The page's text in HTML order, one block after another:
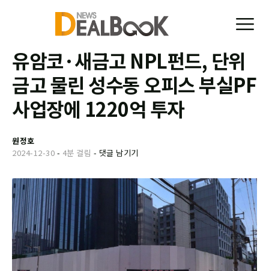
유암코·새금고 NPL펀드, 단위
금고 물린 성수동 오피스 부실PF
사업장에 1220억 투자
원정호
2024-12-30 - 4분 걸림 - 댓글 남기기